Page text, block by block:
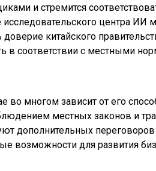
и стремится
исследовательского центра ИИ
китайского
в соответствии с местными
во многом зависит от его
местных законов и
дополнительных
возможности для развития